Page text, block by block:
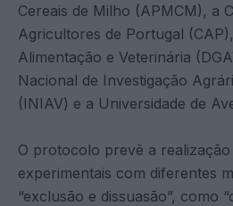
Cereais de Milho (APMCM), a
Agricultores de Portugal
Alimentação e Veterinária
Nacional de Investigação
(INIAV) e a Universidade de
O protocolo prevê a realização
experimentais com diferentes
“exclusão e dissuasão”, como